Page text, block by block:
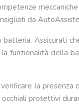
da
Assicurati
funzionalità della
la presenza
protettivi